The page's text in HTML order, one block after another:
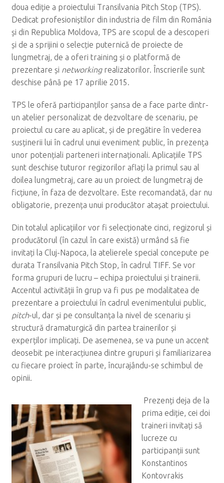
doua ediție a proiectului Transilvania Pitch Stop (TPS).
Dedicat profesioniștilor din industria de film din România
și din Republica Moldova, TPS are scopul de a descoperi
și de a sprijini o selecție puternică de proiecte de
lungmetraj, de a oferi training și o platformă de
prezentare și networkingrealizatorilor. Înscrierile sunt
deschise până pe 17 aprilie 2015.
TPS le oferă participanților șansa de a face parte dintr-
un atelier personalizat de dezvoltare de scenariu, pe
proiectul cu care au aplicat, și de pregătire în vederea
susținerii lui în cadrul unui eveniment public, în prezența
unor potențiali parteneri internaționali. Aplicațiile TPS
sunt deschise tuturor regizorilor aflați la primul sau al
doilea lungmetraj, care au un proiect de lungmetraj de
ficțiune, în faza de dezvoltare. Este recomandată, dar nu
obligatorie, prezența unui producător atașat proiectului.
Din totalul aplicațiilor vor fi selecționate cinci, regizorul și
producătorul (în cazul în care există) urmând să fie
invitați la Cluj-Napoca, la atelierele special concepute pe
durata Transilvania Pitch Stop, în cadrul TIFF. Se vor
forma grupuri de lucru – echipa proiectului și trainerii.
Accentul activității în grup va fi pus pe modalitatea de
prezentare a proiectului în cadrul evenimentului public,
pitch-ul, dar și pe consultanța la nivel de scenariu și
structură dramaturgică din partea trainerilor și
experților implicați. De asemenea, se va pune un accent
deosebit pe interacțiunea dintre grupuri și familiarizarea
cu fiecare proiect în parte, încurajându-se schimbul de
opinii.
Prezenți deja de la
prima ediție, cei doi
traineri invitați să
lucreze cu
participanții sunt
Konstantinos
Kontovrakis